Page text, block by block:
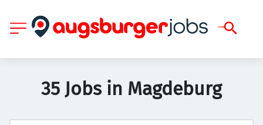
35 Jobs in Magdeburg